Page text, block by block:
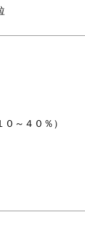
～４０％）